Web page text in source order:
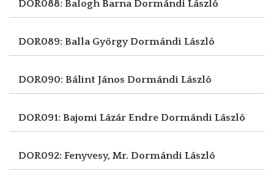
DOR088: Balogh BarnaDormándi László
DOR089: Balla GyörgyDormándi László
DOR090: Bálint János Dormándi László
DOR091: Bajomi Lázár Endre Dormándi László
DOR092: Fenyvesy, Mr. Dormándi László